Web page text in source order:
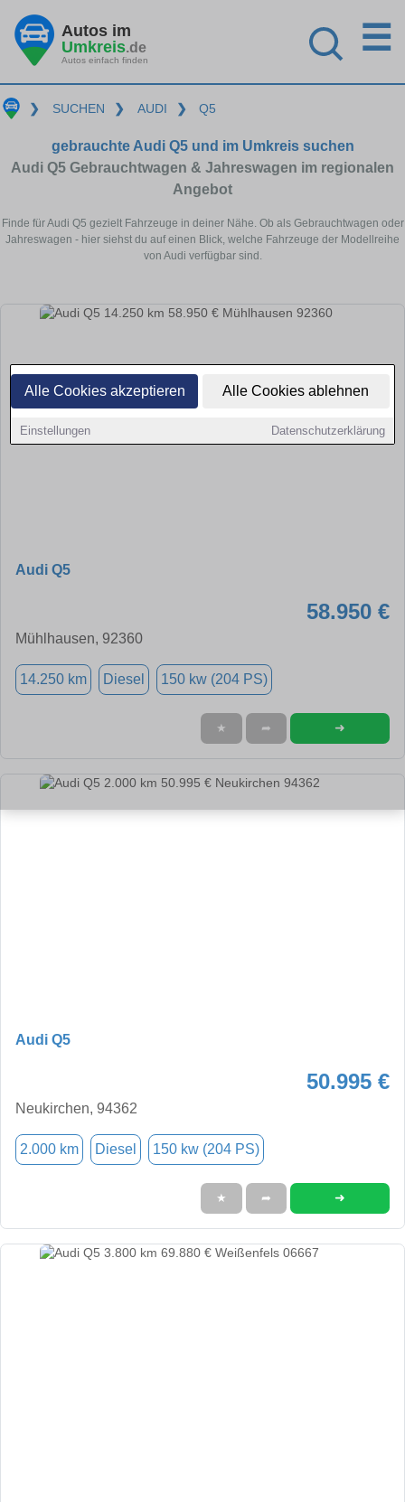
Alle Cookies akzeptieren Alle Cookies ablehnen
Einstellungen Datenschutzerklärung
Autos im
Umkreis.de
Autos einfach finden
☰
❯ SUCHEN ❯ AUDI ❯ Q5
gebrauchte Audi Q5 und im Umkreis suchen
Audi Q5 Gebrauchtwagen & Jahreswagen im regionalen
Angebot
Finde für Audi Q5 gezielt Fahrzeuge in deiner Nähe. Ob als Gebrauchtwagen oder
Jahreswagen - hier siehst du auf einen Blick, welche Fahrzeuge der Modellreihe
von Audi verfügbar sind.
Audi Q5
58.950 €
Mühlhausen, 92360
14.250 km Diesel 150 kw (204 PS)
★ ➦ ➜
Audi Q5
50.995 €
Neukirchen, 94362
2.000 km Diesel 150 kw (204 PS)
★ ➦ ➜